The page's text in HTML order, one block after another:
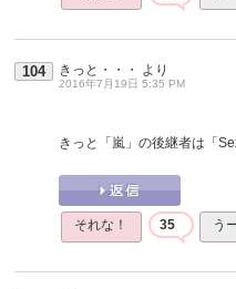
104 きっと・・・ より
2016年7月19日 5:35 PM
きっと「嵐」の後継者は「
それな！ 35 う